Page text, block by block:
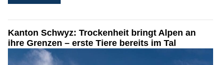
Kanton Schwyz: Trockenheit bringt Alpen an
ihre Grenzen – erste Tiere bereits im Tal